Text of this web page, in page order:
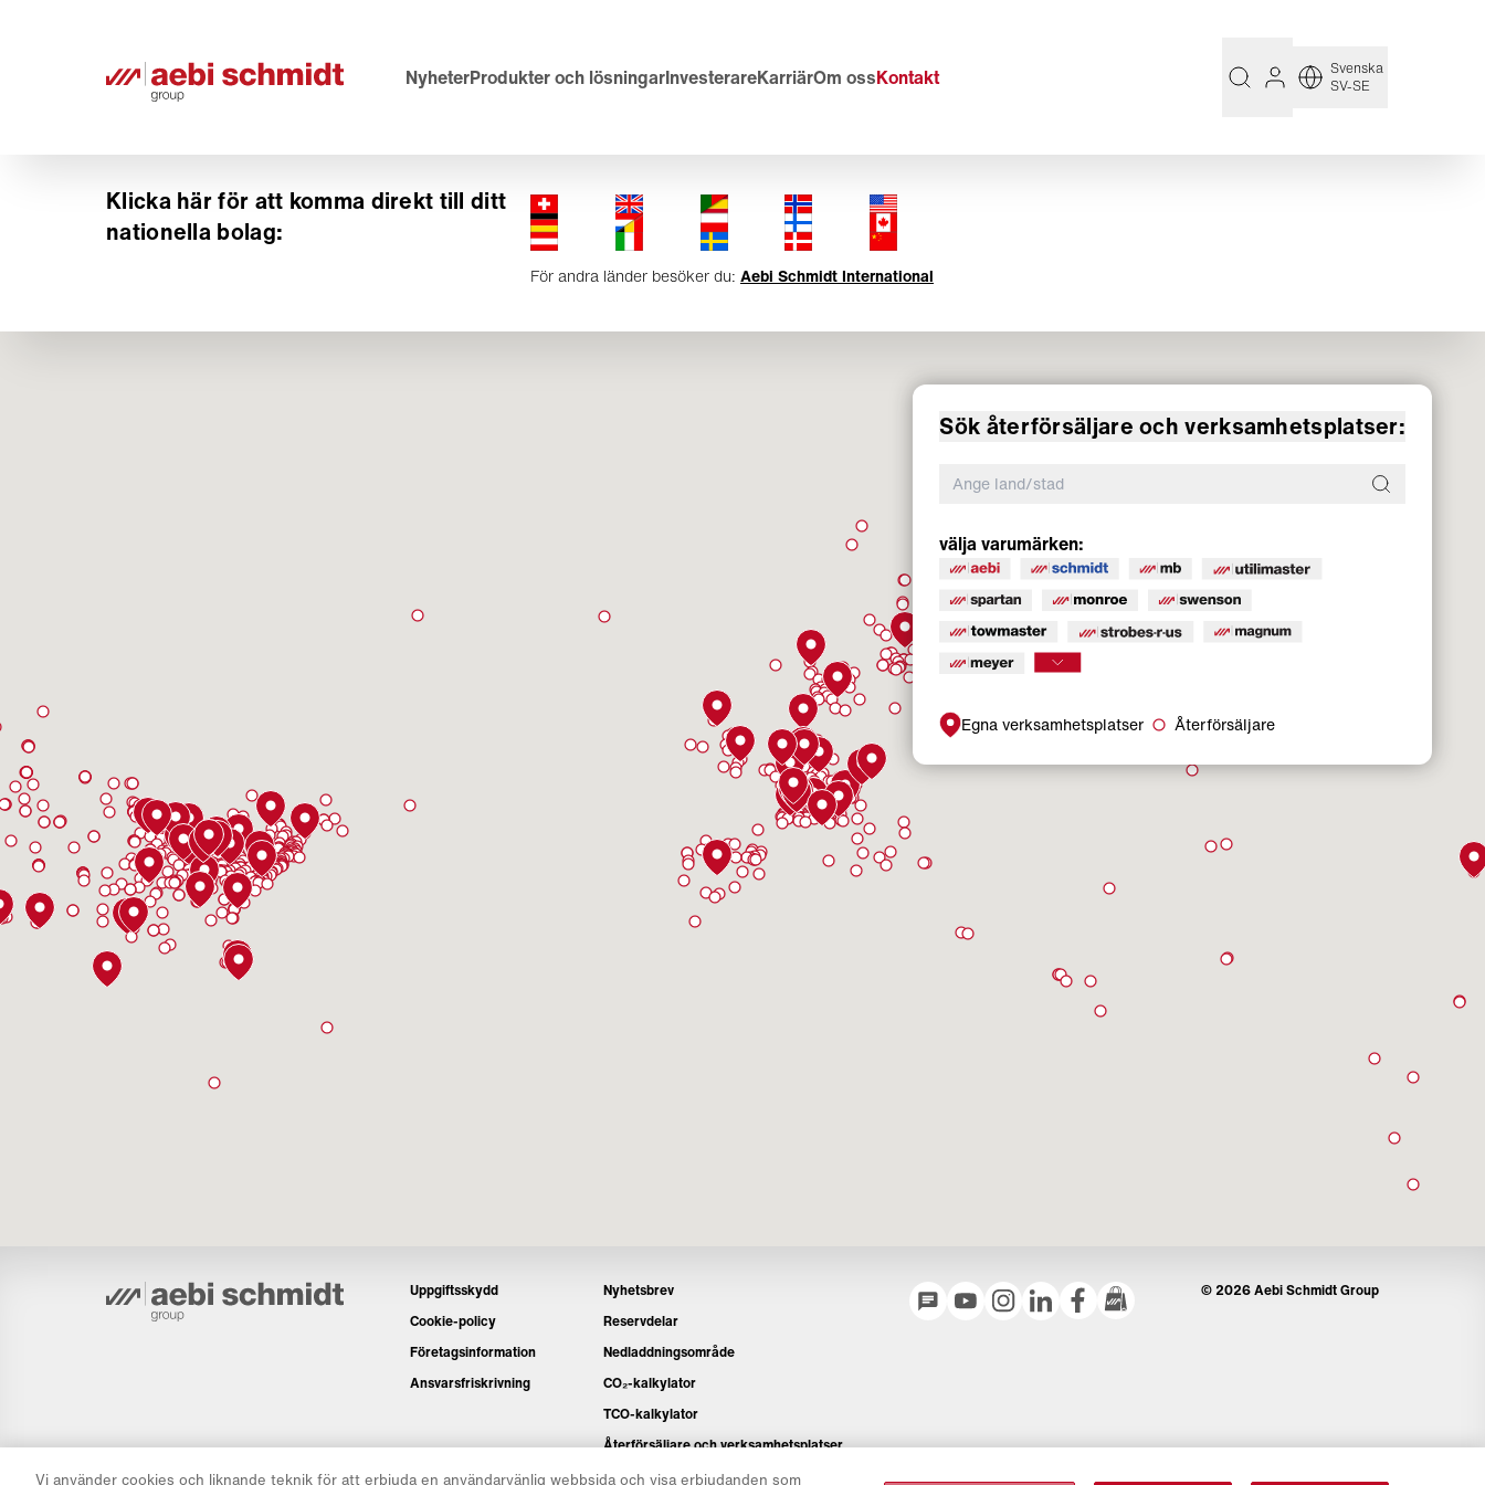
NyheterProdukter och lösningarInvesterareKarriärOm ossKontakt
Svenska
SV-SE
Klicka här för att komma direkt till ditt
nationella bolag:
För andra länder besöker du: Aebi Schmidt International
Sök återförsäljare och verksamhetsplatser:
välja varumärken:
Egna verksamhetsplatser Återförsäljare
Uppgiftsskydd
Cookie-policy
Företagsinformation
Ansvarsfriskrivning
Nyhetsbrev
Reservdelar
Nedladdningsområde
CO₂-kalkylator
TCO-kalkylator
Återförsäljare och verksamhetsplatser
Översikt över produktgrupper
© 2026 Aebi Schmidt Group
Vi använder cookies och liknande teknik för att erbjuda en användarvänlig webbsida och visa erbjudanden som